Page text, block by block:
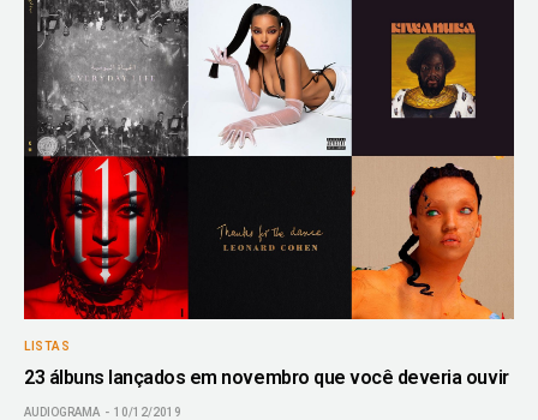
LISTAS
23 álbuns lançados em novembro que você deveria ouvir
AUDIOGRAMA 10/12/2019